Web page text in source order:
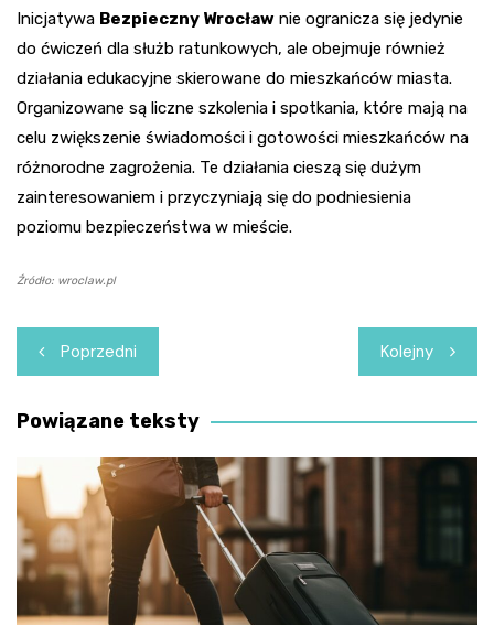
Inicjatywa Bezpieczny Wrocław nie ogranicza się jedynie
do ćwiczeń dla służb ratunkowych, ale obejmuje również
działania edukacyjne skierowane do mieszkańców miasta.
Organizowane są liczne szkolenia i spotkania, które mają na
celu zwiększenie świadomości i gotowości mieszkańców na
różnorodne zagrożenia. Te działania cieszą się dużym
zainteresowaniem i przyczyniają się do podniesienia
poziomu bezpieczeństwa w mieście.
Źródło: wroclaw.pl
Nawigacja
wpisu
Poprzedni Kolejny
Powiązane teksty